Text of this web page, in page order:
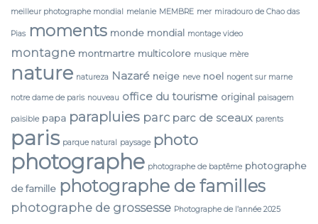
meilleur photographe mondial melanie MEMBRE mer miradouro de Chao das
Pias moments monde mondial montage video
montagne montmartre multicolore musique mère
nature natureza Nazaré neige neve noel nogent sur marne
notre dame de paris nouveau office du tourisme original paisagem
paisible papa parapluies parc parc de sceaux parents
paris parque natural paysage photo
photographe photographe de baptême photographe
de famille photographe de familles
photographe de grossesse Photographe de l’année 2025